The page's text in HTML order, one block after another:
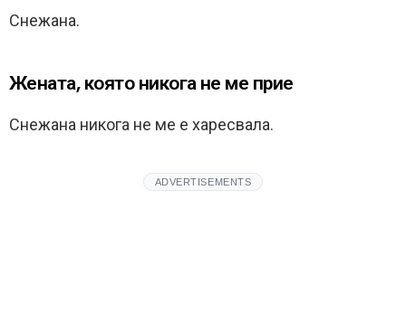
Снежана.
Жената, която никога не ме прие
Снежана никога не ме е харесвала.
ADVERTISEMENTS